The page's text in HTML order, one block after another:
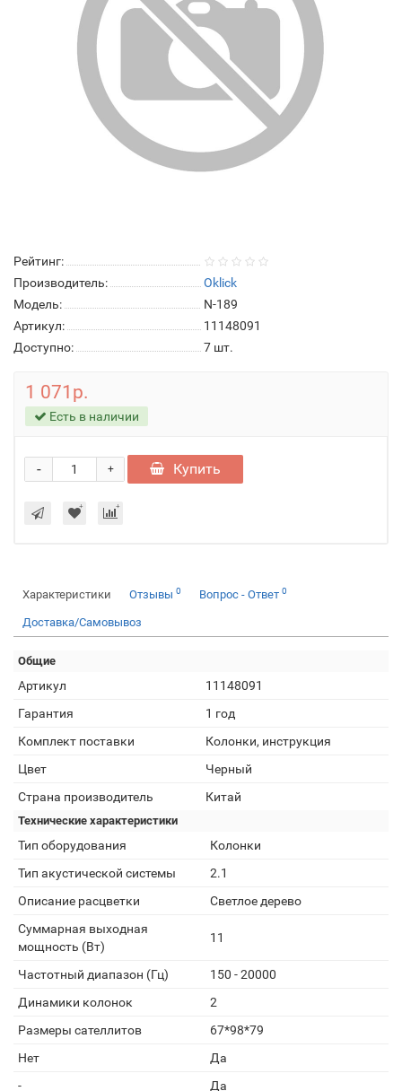
Рейтинг:
Производитель:
Oklick
Модель:
N-189
Артикул:
11148091
Доступно:
7 шт.
1 071р.
Есть в наличии
+
- Купить
Характеристики Отзывы 0 Вопрос - Ответ 0
Доставка/Самовывоз
Общие
Артикул
11148091
Гарантия
1 год
Комплект поставки
Колонки, инструкция
Цвет
Черный
Страна производитель
Китай
Технические характеристики
Тип оборудования
Колонки
Тип акустической системы
2.1
Описание расцветки
Светлое дерево
Суммарная выходная
мощность (Вт)
11
Частотный диапазон (Гц)
150 - 20000
Динамики колонок
2
Размеры сателлитов
67*98*79
Нет
Да
-
Да